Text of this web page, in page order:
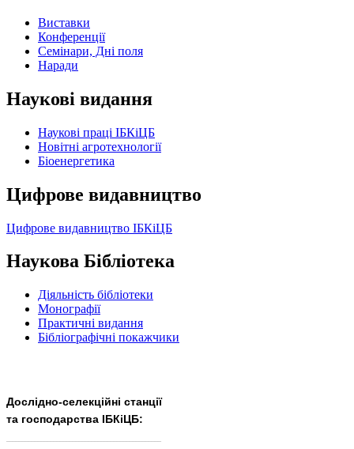
Виставки
Конференції
Семінари, Дні поля
Наради
Наукові видання
Наукові праці ІБКіЦБ
Новітні агротехнології
Бiоенергетика
Цифрове видавництво
Цифрове видавництво ІБКіЦБ
Наукова Бібліотека
Діяльність бібліотеки
Монографії
Практичні видання
Бібліографічні покажчики
Дослідно-селекційні станції
та господарства ІБКіЦБ: